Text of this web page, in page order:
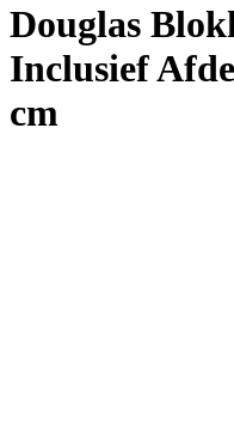
Douglas
Inclusief
cm